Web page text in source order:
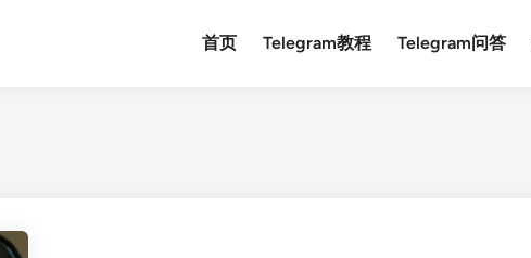
首页 Telegram教程 Telegram问答